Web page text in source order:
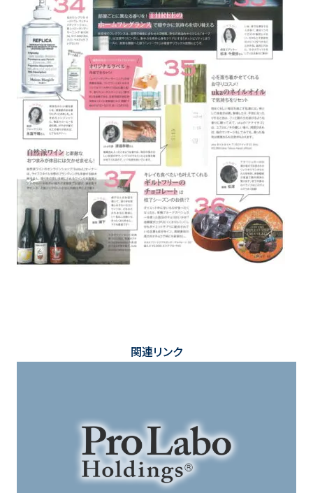
関連リンク